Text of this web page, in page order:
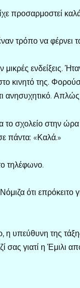
προσαρμοστεί
τρόπο να φέρνει
ενδείξεις.
κινητό της.
ανησυχητικό.
το σχολείο στην
πάντα: «Καλά.»
τηλέφωνο.
ότι επρόκειτο
η υπεύθυνη της
σας γιατί η Έμιλι